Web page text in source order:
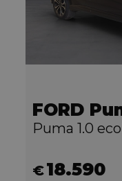
FORD
€18.590